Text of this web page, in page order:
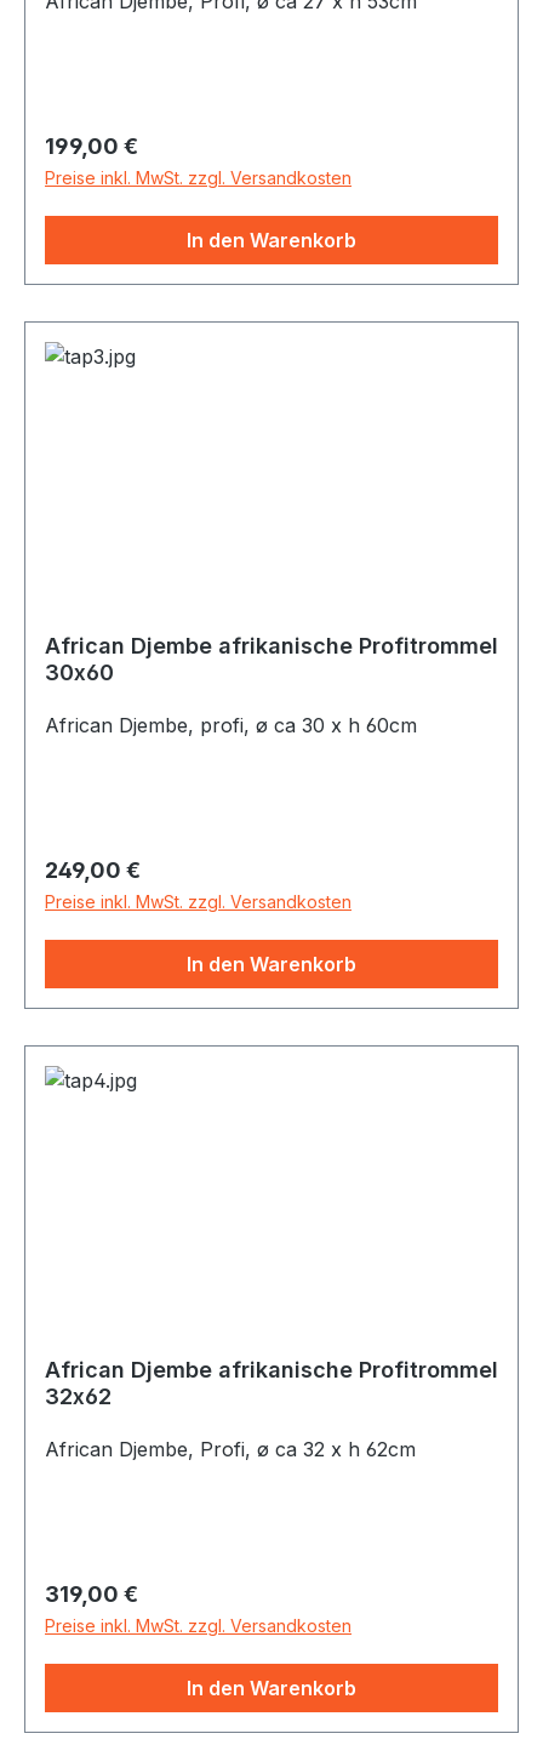
Regulärer Preis:
199,00 €
Preise inkl. MwSt. zzgl. Versandkosten
In den Warenkorb
African Djembe afrikanische Profitrommel
30x60
African Djembe, profi, ø ca 30 x h 60cm
Regulärer Preis:
249,00 €
Preise inkl. MwSt. zzgl. Versandkosten
In den Warenkorb
African Djembe afrikanische Profitrommel
32x62
African Djembe, Profi, ø ca 32 x h 62cm
Regulärer Preis:
319,00 €
Preise inkl. MwSt. zzgl. Versandkosten
In den Warenkorb